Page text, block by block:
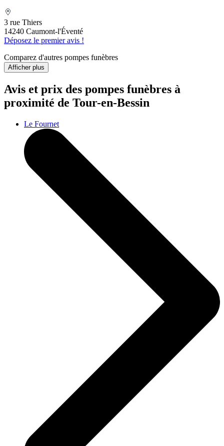
3 rue Thiers
14240 Caumont-l'Éventé
Déposez le premier avis !
Comparez d'autres pompes funèbres
Afficher plus
Avis et prix des pompes funèbres à
proximité de Tour-en-Bessin
Le Fournet